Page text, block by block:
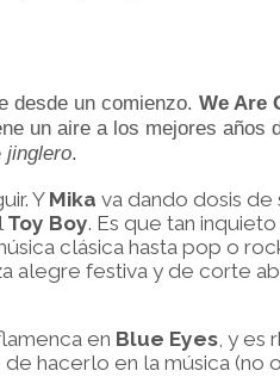
desde un comienzo. We Are
un aire a los mejores años
jinglero.
Y Mika va dando dosis
Toy Boy. Es que tan
clásica hasta pop o
alegre festiva y de corte
en Blue Eyes, y es
hacerlo en la música